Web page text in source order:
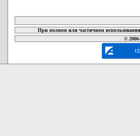
При полном или частичном
©